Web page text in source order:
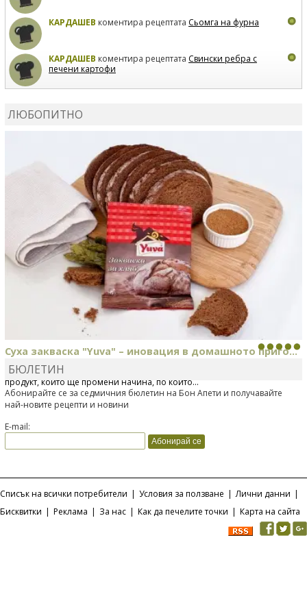
КАРДАШЕВ коментира рецептата Сьомга на фурна
КАРДАШЕВ коментира рецептата Свински ребра с
печени картофи
ЛЮБОПИТНО
Суха закваска "Yuva" – иновация в домашното приго...
Отскоро Лесафр България стартира предлагането на изцяло нов
продукт, който ще промени начина, по който...
БЮЛЕТИН
Абонирайте се за седмичния бюлетин на Бон Апети и получавайте
най-новите рецепти и новини
E-mail:
Списък на всички потребители | Условия за ползване | Лични данни |
Бисквитки | Реклама | За нас | Как да печелите точки | Карта на сайта